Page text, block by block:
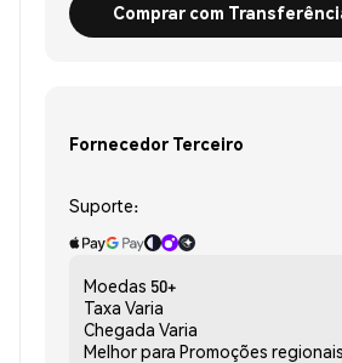
Comprar com
Fornecedor Terceiro
Suporte:
Moedas 50+
Taxa Varia
Chegada Varia
Melhor para Promoções regionais